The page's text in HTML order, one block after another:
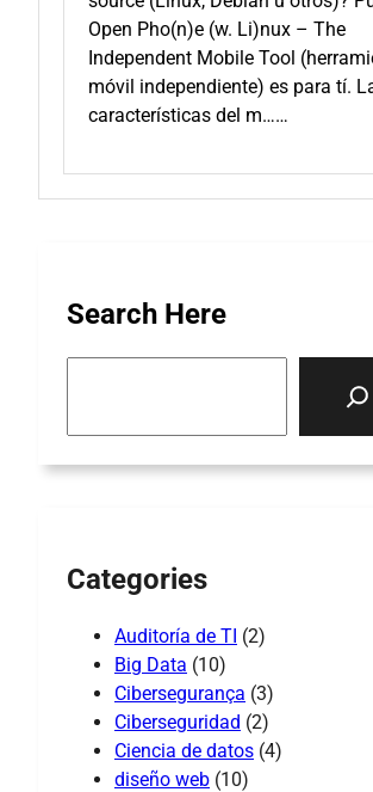
Open Pho(n)e (w. Li)nux – The
Independent Mobile Tool
móvil independiente) es para tí.
características del m……
Search Here
Categories
Auditoría de TI (2)
Big Data (10)
Cibersegurança (3)
Ciberseguridad (2)
Ciencia de datos (4)
diseño web (10)